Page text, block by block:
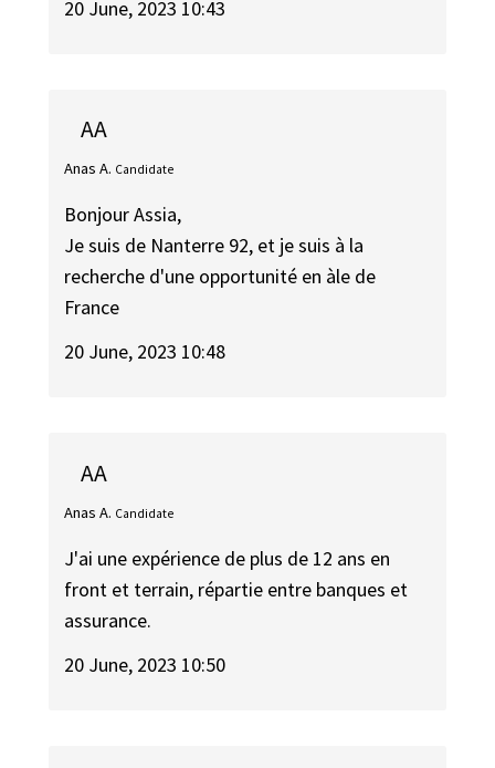
20 June, 2023 10:43
AA
Anas A. Candidate
Bonjour Assia,
Je suis de Nanterre 92, et je suis à la
recherche d'une opportunité en àle de
France
20 June, 2023 10:48
AA
Anas A. Candidate
J'ai une expérience de plus de 12 ans en
front et terrain, répartie entre banques et
assurance.
20 June, 2023 10:50